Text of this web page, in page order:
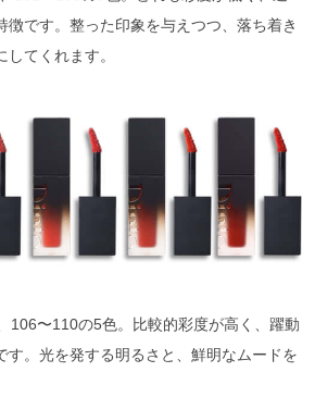
徴です。整った印象を与えつつ、落ち着き
てくれます。
106〜110の5色。比較的彩度が高く、躍動
す。光を発する明るさと、鮮明なムードを